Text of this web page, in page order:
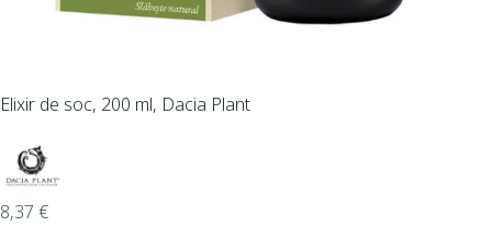
Elixir de soc, 200 ml, Dacia Plant
8,37 €